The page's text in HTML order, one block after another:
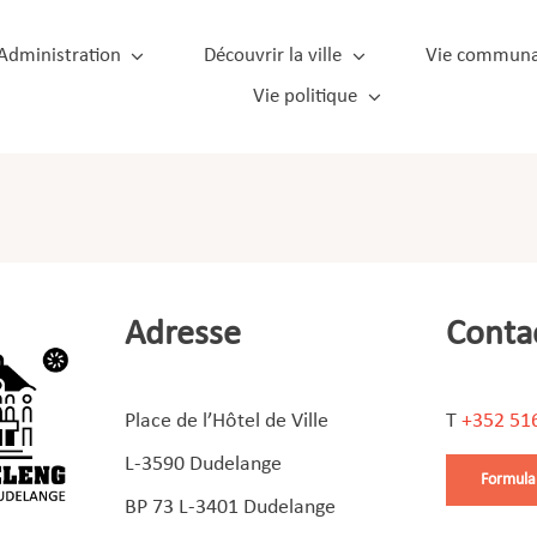
Découvrir la ville
Vie
Vie politique
Adresse
Place de l’Hôtel de Ville
L-3590 Dudelange
BP 73 L-3401 Dudelange
T+352